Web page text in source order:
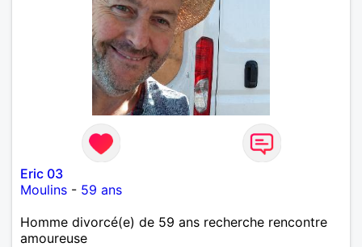
laisse « glisser » beaucoup de choses. Mais ne vous
m’éprenez pas Mesdames, si une personne que
j’aime me trahit une fois, il n’y aura pas de seconde
chance et je l’effacerai à « vitam eternam ».
Néanmoins, je suis un tout petit peu maniaque ainsi
qu’impatient. J’essaye de faire des efforts. Rien de
bien dramatique ! Du moins je le pense……Je suis un
homme facile à vivre. À vous si vous le souhaitez,
d’apprendre à me connaître davantage. J’en serai
ravi….A très bientôt je l’espère.
Eric 03
Moulins - 59 ans
Homme divorcé(e) de 59 ans recherche rencontre
amoureuse